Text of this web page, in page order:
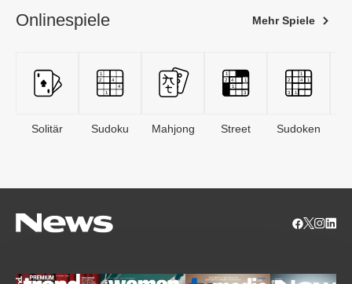
Onlinespiele Mehr Spiele
Solitär Sudoku Mahjong Street Sudoken